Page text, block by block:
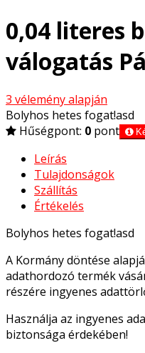
0,04 literes
válogatás
3 vélemény alapján
Bolyhos hetes fogat!asd
Hűségpont: 0 pont
Leírás
Tulajdonságok
Szállítás
Értékelés
Bolyhos hetes fogat!asd
A Kormány döntése
adathordozó termék
részére ingyenes
Használja az ingyenes
biztonsága érdekében!